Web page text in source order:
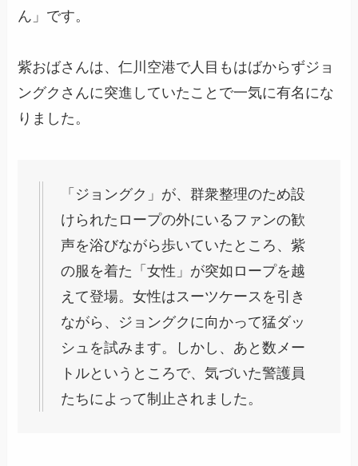
ん」です。
紫おばさんは、仁川空港で人目もはばからずジョ
ングクさんに突進していたことで一気に有名にな
りました。
「ジョングク」が、群衆整理のため設
けられたロープの外にいるファンの歓
声を浴びながら歩いていたところ、紫
の服を着た「女性」が突如ロープを越
えて登場。女性はスーツケースを引き
ながら、ジョングクに向かって猛ダッ
シュを試みます。しかし、あと数メー
トルというところで、気づいた警護員
たちによって制止されました。